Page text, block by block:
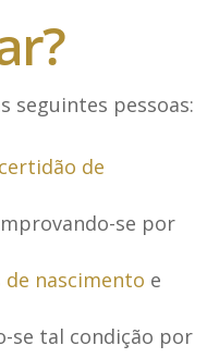
seguintes pessoas:
certidão de
se por
nascimento e
se tal condição por